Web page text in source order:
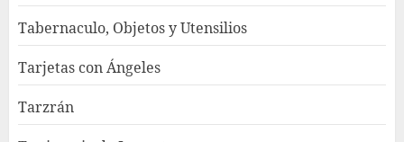
Tabernaculo, Objetos y Utensilios
Tarjetas con Ángeles
Tarzrán